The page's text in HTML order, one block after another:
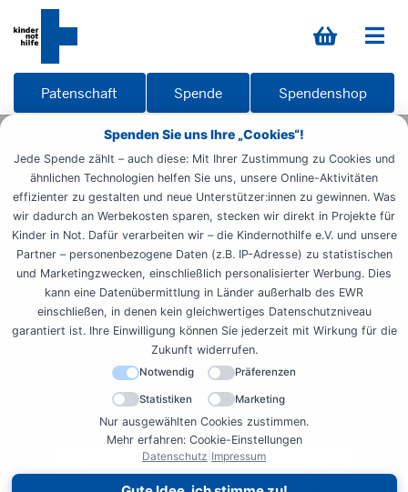
Spenden Sie uns Ihre „Cookies“!
Jede Spende zählt – auch diese: Mit Ihrer Zustimmung zu Cookies und
ähnlichen Technologien helfen Sie uns, unsere Online-Aktivitäten
effizienter zu gestalten und neue Unterstützer:innen zu gewinnen. Was
wir dadurch an Werbekosten sparen, stecken wir direkt in Projekte für
Kinder in Not. Dafür verarbeiten wir – die Kindernothilfe e.V. und unsere
Partner – personenbezogene Daten (z.B. IP-Adresse) zu statistischen
und Marketingzwecken, einschließlich personalisierter Werbung. Dies
kann eine Datenübermittlung in Länder außerhalb des EWR
einschließen, in denen kein gleichwertiges Datenschutzniveau
garantiert ist. Ihre Einwilligung können Sie jederzeit mit Wirkung für die
Zukunft widerrufen.
Notwendig Präferenzen
Statistiken Marketing
Nur ausgewählten Cookies zustimmen.
Mehr erfahren: Cookie-Einstellungen
Datenschutz Impressum
Patenschaft Spende Spendenshop
Startseite Informieren Materialien
Übersicht
Publikationen
Studie Frühkindliche Bildung
Fachpublikationen Studenten
Studie "Frühkindliche
Erziehung in der EZ"
Welche Rolle spielt die frühkindliche Bildung für die
Entwicklungszusammenarbeit. Wir haben es mit der
Universität München gemeinsam untersucht. Die
Ergebnisse finden Sie hier.